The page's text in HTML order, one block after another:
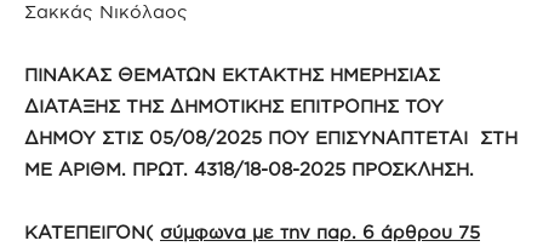
Σακκάς Νικόλαος
ΠΙΝΑΚΑΣ ΘΕΜΑΤΩΝ ΕΚΤΑΚΤΗΣ ΗΜΕΡΗΣΙΑΣ
ΔΙΑΤΑΞΗΣ ΤΗΣ ΔΗΜΟΤΙΚΗΣ ΕΠΙΤΡΟΠΗΣ ΤΟΥ
ΔΗΜΟΥ ΣΤΙΣ 05/08/2025 ΠΟΥ ΕΠΙΣΥΝΑΠΤΕΤΑΙ ΣΤΗ
ΜΕ ΑΡΙΘΜ. ΠΡΩΤ. 4318/18-08-2025 ΠΡΟΣΚΛΗΣΗ.
ΚΑΤΕΠΕΙΓΟΝ( σύμφωνα με την παρ. 6 άρθρου 75